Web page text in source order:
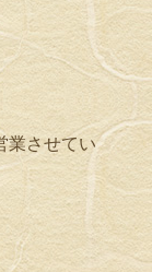
業させてい